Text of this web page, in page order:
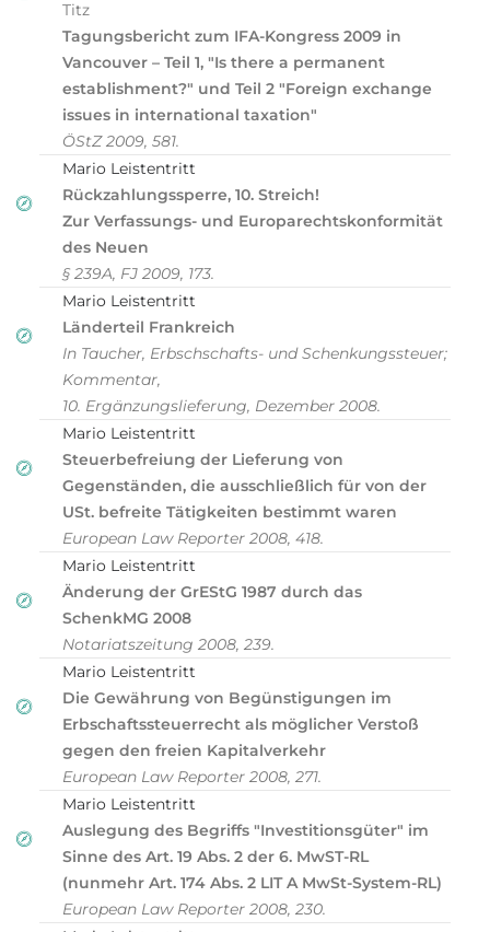
Titz
Tagungsbericht zum IFA-Kongress 2009 in
Vancouver – Teil 1, "Is there a permanent
establishment?" und Teil 2 "Foreign exchange
issues in international taxation"
ÖStZ 2009, 581.
Mario Leistentritt
Rückzahlungssperre, 10. Streich!
Zur Verfassungs- und Europarechtskonformität
des Neuen
§ 239A, FJ 2009, 173.
Mario Leistentritt
Länderteil Frankreich
In Taucher, Erbschschafts- und Schenkungssteuer;
Kommentar,
10. Ergänzungslieferung, Dezember 2008.
Mario Leistentritt
Steuerbefreiung der Lieferung von
Gegenständen, die ausschließlich für von der
USt. befreite Tätigkeiten bestimmt waren
European Law Reporter 2008, 418.
Mario Leistentritt
Änderung der GrEStG 1987 durch das
SchenkMG 2008
Notariatszeitung 2008, 239.
Mario Leistentritt
Die Gewährung von Begünstigungen im
Erbschaftssteuerrecht als möglicher Verstoß
gegen den freien Kapitalverkehr
European Law Reporter 2008, 271.
Mario Leistentritt
Auslegung des Begriffs "Investitionsgüter" im
Sinne des Art. 19 Abs. 2 der 6. MwST-RL
(nunmehr Art. 174 Abs. 2 LIT A MwSt-System-RL)
European Law Reporter 2008, 230.